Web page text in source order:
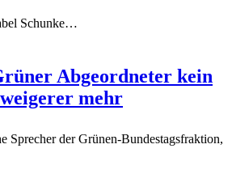
Schunke…
Abgeordneter kein
mehr
Sprecher der Grünen-Bundestagsfraktion,